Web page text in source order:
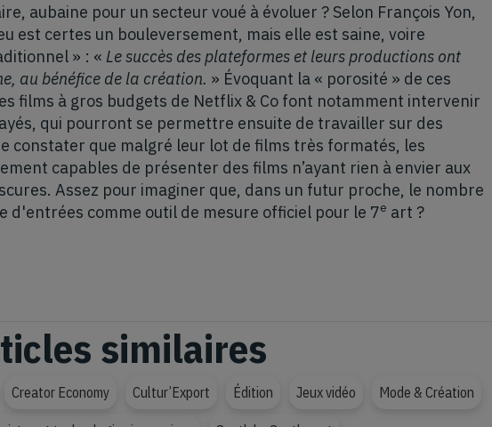
aubaine pour un secteur voué à évoluer ? Selon François Yon,
est certes un bouleversement, mais elle est saine, voire
» : « Le succès des plateformes et leurs productions ont
au bénéfice de la création. » Évoquant la « porosité » de ces
films à gros budgets de Netflix & Co font notamment intervenir
qui pourront se permettre ensuite de travailler sur des
constater que malgré leur lot de films très formatés, les
capables de présenter des films n’ayant rien à envier aux
Assez pour imaginer que, dans un futur proche, le nombre
d'entrées comme outil de mesure officiel pour le 7e art ?
similaires
Creator Economy Cultur’Export Édition Jeux vidéo Mode & Création